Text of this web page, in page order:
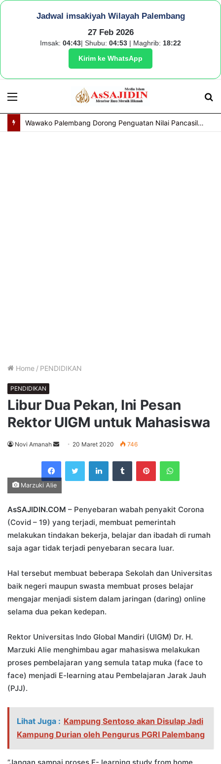
Jadwal imsakiyah Wilayah Palembang
27 Feb 2026
Imsak: 04:43| Shubu: 04:53 | Maghrib: 18:22
Kirim ke WhatsApp
Menu
Wawako Palembang Dorong Penguatan Nilai Pancasila Lewat Peran Relawan
Home / PENDIDIKAN
PENDIDIKAN
Libur Dua Pekan, Ini Pesan
Rektor UIGM untuk Mahasiswa
Novi Amanah
Send
email
20 Maret 2020 746
FacebookTwitterLinkedInTumblrPinterestWhatsApp
Marzuki Alie
AsSAJIDIN.COM – Penyebaran wabah penyakit Corona
(Covid – 19) yang terjadi, membuat pemerintah
melakukan tindakan bekerja, belajar dan ibadah di rumah
saja agar tidak terjadi penyebaran secara luar.
Hal tersebut membuat beberapa Sekolah dan Universitas
baik negeri maupun swasta membuat proses belajar
mengajar menjadi sistem dalam jaringan (daring) online
selama dua pekan kedepan.
Rektor Universitas Indo Global Mandiri (UIGM) Dr. H.
Marzuki Alie menghimbau agar mahasiswa melakukan
proses pembelajaran yang semula tatap muka (face to
face) menjadi E-learning atau Pembelajaran Jarak Jauh
(PJJ).
Lihat Juga : Kampung Sentoso akan Disulap Jadi
Kampung Durian oleh Pengurus PGRI Palembang